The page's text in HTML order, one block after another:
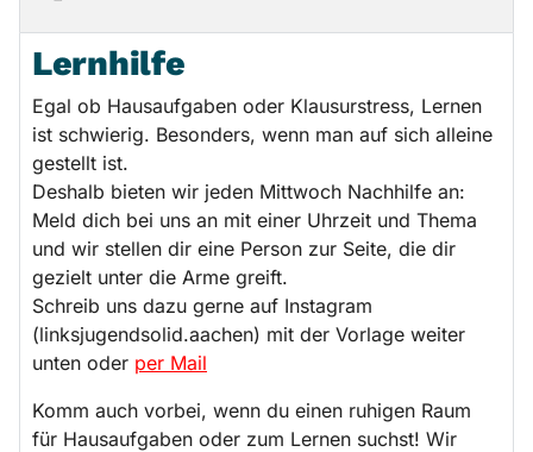
Lernhilfe
Egal ob Hausaufgaben oder Klausurstress, Lernen
ist schwierig. Besonders, wenn man auf sich alleine
gestellt ist.
Deshalb bieten wir jeden Mittwoch Nachhilfe an:
Meld dich bei uns an mit einer Uhrzeit und Thema
und wir stellen dir eine Person zur Seite, die dir
gezielt unter die Arme greift.
Schreib uns dazu gerne auf Instagram
(linksjugendsolid.aachen) mit der Vorlage weiter
unten oder per Mail
Komm auch vorbei, wenn du einen ruhigen Raum
für Hausaufgaben oder zum Lernen suchst! Wir